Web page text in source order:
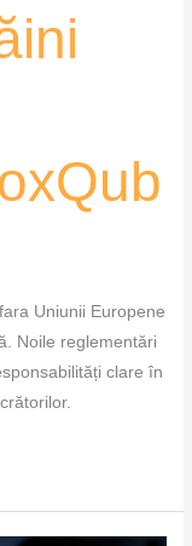
Uniunii Europene
Noile reglementări
clare în